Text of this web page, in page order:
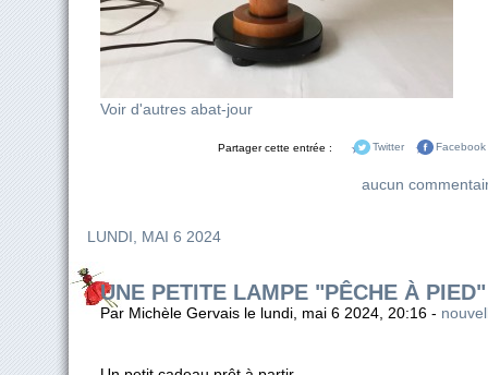
Voir d'autres abat-jour
Partager cette entrée : Twitter Facebook
aucun
LUNDI, MAI 6 2024
UNE PETITE LAMPE "PÊCHE À PIED"
Par Michèle Gervais le lundi, mai 6 2024, 20:16 -